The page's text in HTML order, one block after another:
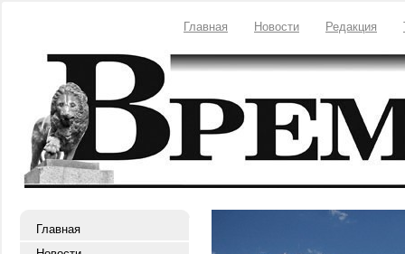
Главная Новости Редакция
Главная